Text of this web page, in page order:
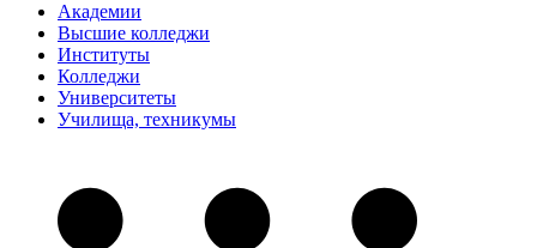
Академии
Высшие колледжи
Институты
Колледжи
Университеты
Училища, техникумы